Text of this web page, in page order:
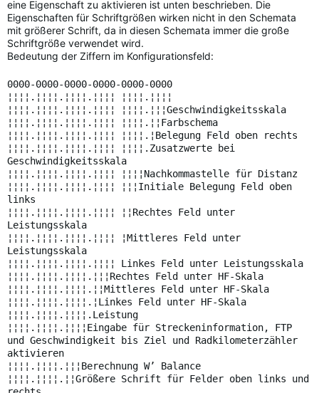
eine Eigenschaft zu aktivieren ist unten beschrieben. Die
Eigenschaften für Schriftgrößen wirken nicht in den Schemata
mit größerer Schrift, da in diesen Schemata immer die große
Schriftgröße verwendet wird.
Bedeutung der Ziffern im Konfigurationsfeld:
0000-0000-0000-0000-0000-0000
¦¦¦¦.¦¦¦¦.¦¦¦¦.¦¦¦¦ ¦¦¦¦.¦¦¦¦
¦¦¦¦.¦¦¦¦.¦¦¦¦.¦¦¦¦ ¦¦¦¦.¦¦¦Geschwindigkeitsskala
¦¦¦¦.¦¦¦¦.¦¦¦¦.¦¦¦¦ ¦¦¦¦.¦¦Farbschema
¦¦¦¦.¦¦¦¦.¦¦¦¦.¦¦¦¦ ¦¦¦¦.¦Belegung Feld oben rechts
¦¦¦¦.¦¦¦¦.¦¦¦¦.¦¦¦¦ ¦¦¦¦.Zusatzwerte bei
Geschwindigkeitsskala
¦¦¦¦.¦¦¦¦.¦¦¦¦.¦¦¦¦ ¦¦¦¦Nachkommastelle für Distanz
¦¦¦¦.¦¦¦¦.¦¦¦¦.¦¦¦¦ ¦¦¦Initiale Belegung Feld oben
links
¦¦¦¦.¦¦¦¦.¦¦¦¦.¦¦¦¦ ¦¦Rechtes Feld unter
Leistungsskala
¦¦¦¦.¦¦¦¦.¦¦¦¦.¦¦¦¦ ¦Mittleres Feld unter
Leistungsskala
¦¦¦¦.¦¦¦¦.¦¦¦¦.¦¦¦¦ Linkes Feld unter Leistungsskala
¦¦¦¦.¦¦¦¦.¦¦¦¦.¦¦¦Rechtes Feld unter HF-Skala
¦¦¦¦.¦¦¦¦.¦¦¦¦.¦¦Mittleres Feld unter HF-Skala
¦¦¦¦.¦¦¦¦.¦¦¦¦.¦Linkes Feld unter HF-Skala
¦¦¦¦.¦¦¦¦.¦¦¦¦.Leistung
¦¦¦¦.¦¦¦¦.¦¦¦¦Eingabe für Streckeninformation, FTP
und Geschwindigkeit bis Ziel und Radkilometerzähler
aktivieren
¦¦¦¦.¦¦¦¦.¦¦¦Berechnung W’ Balance
¦¦¦¦.¦¦¦¦.¦¦Größere Schrift für Felder oben links und